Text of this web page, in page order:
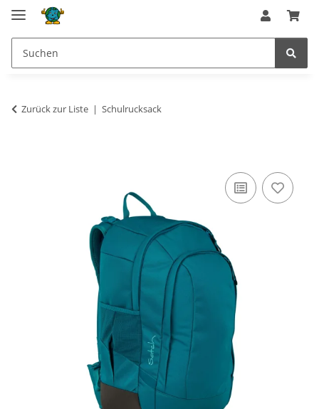
Zurück zur Liste Schulrucksack